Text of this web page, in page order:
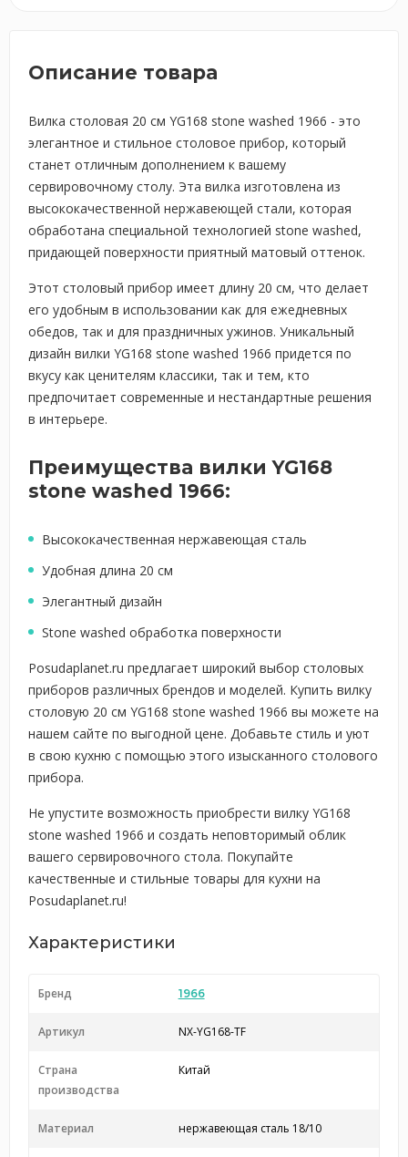
Описание товара
Вилка столовая 20 см YG168 stone washed 1966 - это
элегантное и стильное столовое прибор, который
станет отличным дополнением к вашему
сервировочному столу. Эта вилка изготовлена из
высококачественной нержавеющей стали, которая
обработана специальной технологией stone washed,
придающей поверхности приятный матовый оттенок.
Этот столовый прибор имеет длину 20 см, что делает
его удобным в использовании как для ежедневных
обедов, так и для праздничных ужинов. Уникальный
дизайн вилки YG168 stone washed 1966 придется по
вкусу как ценителям классики, так и тем, кто
предпочитает современные и нестандартные решения
в интерьере.
Преимущества вилки YG168
stone washed 1966:
Высококачественная нержавеющая сталь
Удобная длина 20 см
Элегантный дизайн
Stone washed обработка поверхности
Posudaplanet.ru предлагает широкий выбор столовых
приборов различных брендов и моделей. Купить вилку
столовую 20 см YG168 stone washed 1966 вы можете на
нашем сайте по выгодной цене. Добавьте стиль и уют
в свою кухню с помощью этого изысканного столового
прибора.
Не упустите возможность приобрести вилку YG168
stone washed 1966 и создать неповторимый облик
вашего сервировочного стола. Покупайте
качественные и стильные товары для кухни на
Posudaplanet.ru!
Характеристики
Бренд 1966
Артикул NX-YG168-TF
Страна
производства
Китай
Материал нержавеющая сталь 18/10